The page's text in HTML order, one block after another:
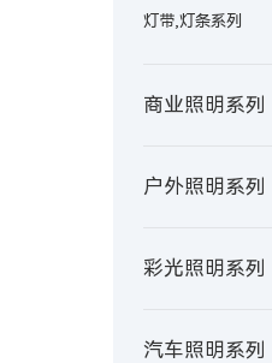
灯带,灯条系列
商业照明系列
户外照明系列
彩光照明系列
汽车照明系列